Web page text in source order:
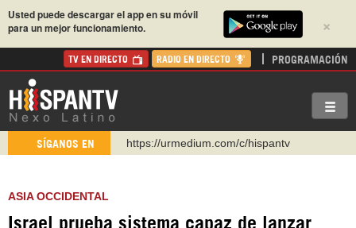
×
Usted puede descargar el app en su móvil
para un mejor funcionamiento.
TV EN DIRECTO RADIO EN DIRECTO PROGRAMACIÓN
SÍGANOS EN
https://urmedium.com/c/hispantv
https://www.facebook.com/Nexolatino.Canal
ASIA OCCIDENTAL
Israel prueba sistema capaz de lanzar